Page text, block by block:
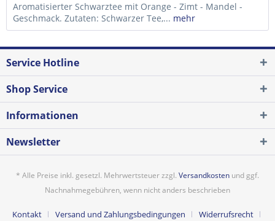
Aromatisierter Schwarztee mit Orange - Zimt - Mandel -
Geschmack. Zutaten: Schwarzer Tee,... mehr
Service Hotline
Shop Service
Informationen
Newsletter
* Alle Preise inkl. gesetzl. Mehrwertsteuer zzgl. Versandkosten und ggf.
Nachnahmegebühren, wenn nicht anders beschrieben
Kontakt Versand und Zahlungsbedingungen Widerrufsrecht